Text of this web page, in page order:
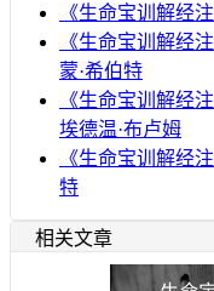
《生命宝训解经
《生命宝训解经
蒙·希伯特
《生命宝训解
埃德温·布卢姆
《生命宝训解经
特
相关文章